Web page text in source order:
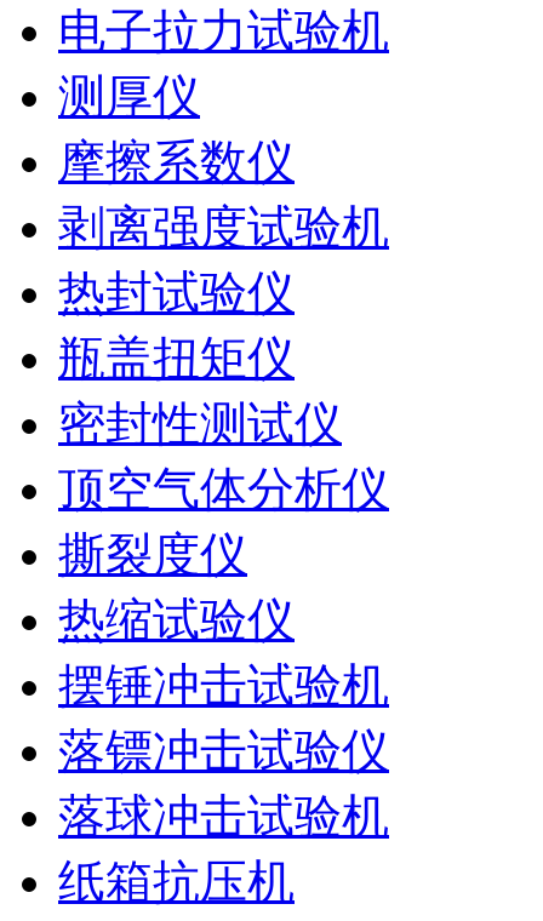
电子拉力试验机
测厚仪
摩擦系数仪
剥离强度试验机
热封试验仪
瓶盖扭矩仪
密封性测试仪
顶空气体分析仪
撕裂度仪
热缩试验仪
摆锤冲击试验机
落镖冲击试验仪
落球冲击试验机
纸箱抗压机